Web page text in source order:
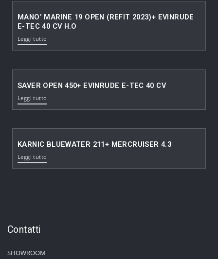
MANO’ MARINE 19 OPEN (REFIT 2023)+ EVINRUDE
E-TEC 40 CV H.O
Leggi tutto
SAVER OPEN 450+ EVINRUDE E-TEC 40 CV
Leggi tutto
KARNIC BLUEWATER 211+ MERCRUISER 4.3
Leggi tutto
Contatti
SHOWROOM